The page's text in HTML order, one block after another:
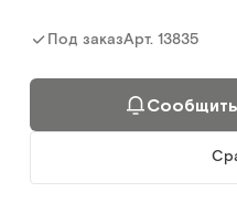
Под заказАрт. 13835